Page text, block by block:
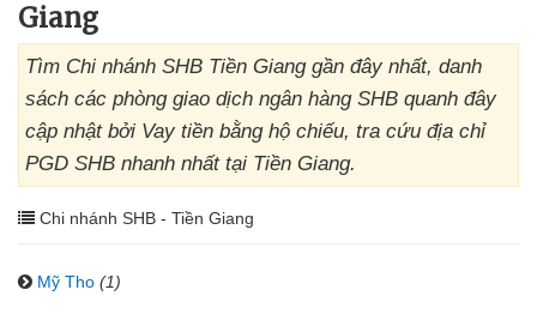
Giang
Tìm Chi nhánh SHB Tiền Giang gần đây nhất, danh
sách các phòng giao dịch ngân hàng SHB quanh đây
cập nhật bởi Vay tiền bằng hộ chiếu, tra cứu địa chỉ
PGD SHB nhanh nhất tại Tiền Giang.
Chi nhánh SHB - Tiền Giang
Mỹ Tho (1)